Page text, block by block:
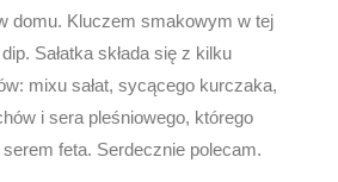
domu. Kluczem smakowym w tej
Sałatka składa się z kilku
mixu sałat, sycącego kurczaka,
i sera pleśniowego, którego
feta. Serdecznie polecam.